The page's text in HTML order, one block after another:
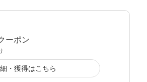
ーポン
・獲得はこちら